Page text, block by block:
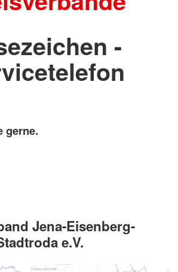
-
gerne.
Jena-Eisenberg-
e.V.